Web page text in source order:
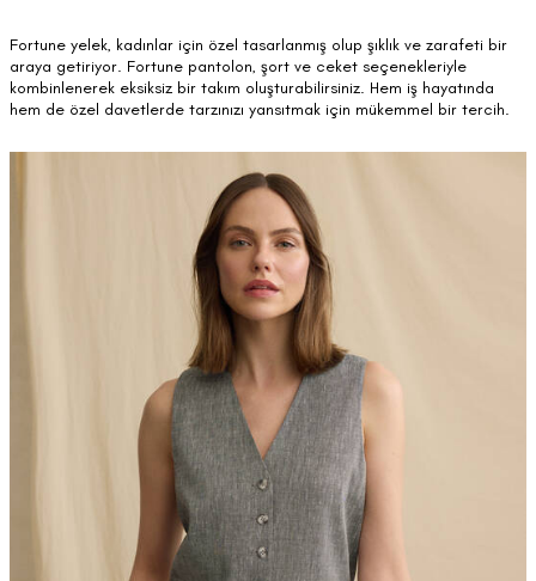
Fortune yelek, kadınlar için özel tasarlanmış olup şıklık ve zarafeti bir
araya getiriyor. Fortune pantolon, şort ve ceket seçenekleriyle
kombinlenerek eksiksiz bir takım oluşturabilirsiniz. Hem iş hayatında
hem de özel davetlerde tarzınızı yansıtmak için mükemmel bir tercih.